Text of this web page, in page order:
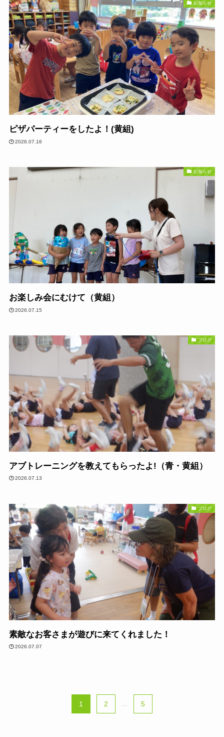
お知らせ
ピザパーティーをしたよ！(黄組)
2026.07.16
お知らせ
お楽しみ会にむけて（黄組）
2026.07.15
ブログ
アブトレーニングを教えてもらったよ!（青・黄組）
2026.07.13
ブログ
素敵なお客さまが遊びに来てくれました！
2026.07.07
1 2 ... 5